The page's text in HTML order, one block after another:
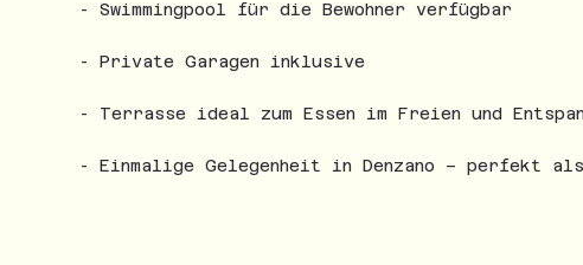
- Swimmingpool für die Bewohner verfügbar
- Private Garagen inklusive
- Terrasse ideal zum Essen im Freien und
- Einmalige Gelegenheit in Denzano – perfekt als